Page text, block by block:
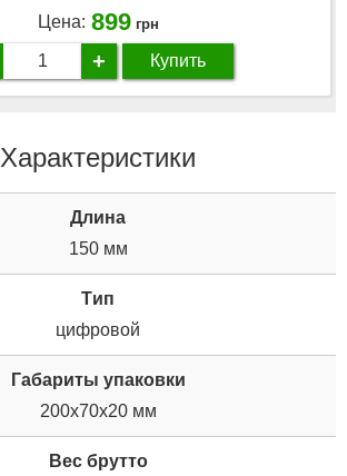
Цена: 899 грн
+ Купить
Характеристики
Дли­на
150 мм
Tип
цифровой
Габариты упаковки
200x70x20 мм
Вес брутто